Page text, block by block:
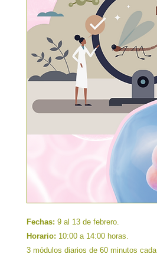
Fechas: 9 al 13 de febrero.
Horario: 10:00 a 14:00 horas.
3 módulos diarios de 60 minutos